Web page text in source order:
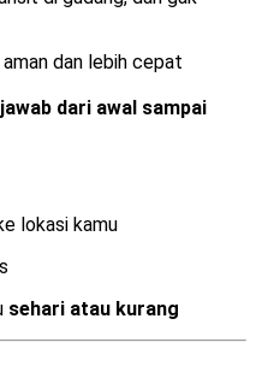
dan lebih cepat
dari awal sampai
lokasi kamu
sehari atau kurang